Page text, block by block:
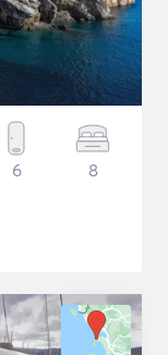
6 8